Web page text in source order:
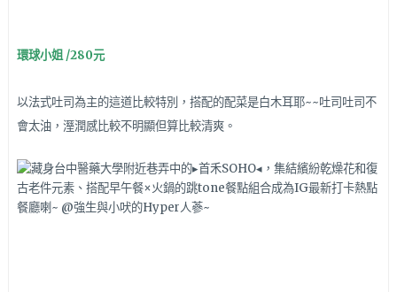
環球小姐/280元
以法式吐司為主的這道比較特別，搭配的配菜是白木耳耶~~吐司吐司不
會太油，溼潤感比較不明顯但算比較清爽。